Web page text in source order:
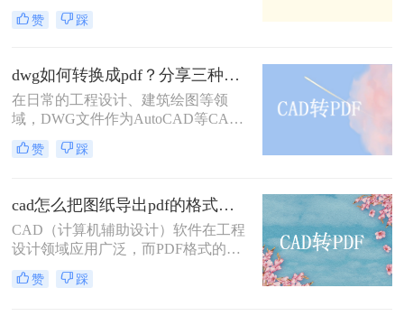
将设计成果分享给客户或团队成员
时，PDF格式因其广泛的兼容性和出
么转换成pdf格式呢？本文将介绍三种
将CAD图纸转换成PDF格式的方法。
赞 踩
dwg如何转换成pdf？分享三种常用的转换方法！
在日常的工程设计、建筑绘图等领
域，DWG文件作为AutoCAD等CAD
软件的标准文件格式，广泛应用于图
纸的创建和编辑。然而，为了更方便
DWG文件转换成PDF格式。那么
DWG如何转换成PDF呢？本文将介绍
三种将DWG转换成PDF的方法。
赞 踩
cad怎么把图纸导出pdf的格式？教你四个方法！
CAD（计算机辅助设计）软件在工程
设计领域应用广泛，而PDF格式的文
件因其跨平台、易阅读的特性，常被
用于文件分享和存档。因此，将CAD
赞 踩